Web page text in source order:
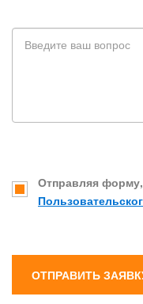
Отправляя
ОТПРАВИТЬ